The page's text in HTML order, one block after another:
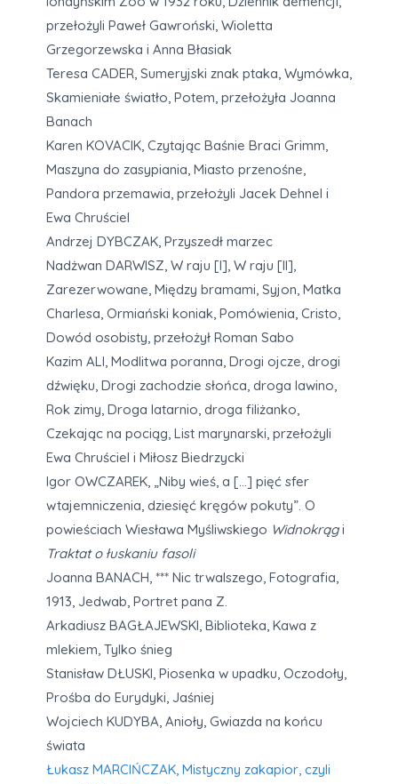
przełożyli Paweł Gawroński, Wioletta
Grzegorzewska i Anna Błasiak
Teresa CADER, Sumeryjski znak ptaka, Wymówka,
Skamieniałe światło, Potem, przełożyła Joanna
Banach
Karen KOVACIK, Czytając Baśnie Braci Grimm,
Maszyna do zasypiania, Miasto przenośne,
Pandora przemawia, przełożyli Jacek Dehnel i
Ewa Chruściel
Andrzej DYBCZAK, Przyszedł marzec
Nadżwan DARWISZ, W raju [I], W raju [II],
Zarezerwowane, Między bramami, Syjon, Matka
Charlesa, Ormiański koniak, Pomówienia, Cristo,
Dowód osobisty, przełożył Roman Sabo
Kazim ALI, Modlitwa poranna, Drogi ojcze, drogi
dźwięku, Drogi zachodzie słońca, droga lawino,
Rok zimy, Droga latarnio, droga filiżanko,
Czekając na pociąg, List marynarski, przełożyli
Ewa Chruściel i Miłosz Biedrzycki
Igor OWCZAREK, „Niby wieś, a […] pięć sfer
wtajemniczenia, dziesięć kręgów pokuty”. O
powieściach Wiesława Myśliwskiego Widnokrągi
Traktat o łuskaniu fasoli
Joanna BANACH, *** Nic trwalszego, Fotografia,
1913, Jedwab, Portret pana Z.
Arkadiusz BAGŁAJEWSKI, Biblioteka, Kawa z
mlekiem, Tylko śnieg
Stanisław DŁUSKI, Piosenka w upadku, Oczodoły,
Prośba do Eurydyki, Jaśniej
Wojciech KUDYBA, Anioły, Gwiazda na końcu
świata
Łukasz MARCIŃCZAK, Mistyczny zakapior, czyli